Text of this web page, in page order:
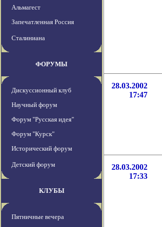
Альмагест
Запечатленная Россия
Сталиниана
ФОРУМЫ
Дискуссионный клуб
Научный форум
Форум "Русская идея"
Форум "Курск"
Исторический форум
Детский форум
КЛУБЫ
Пятничные вечера
28.03.2002
17:47
28.03.2002
17:33